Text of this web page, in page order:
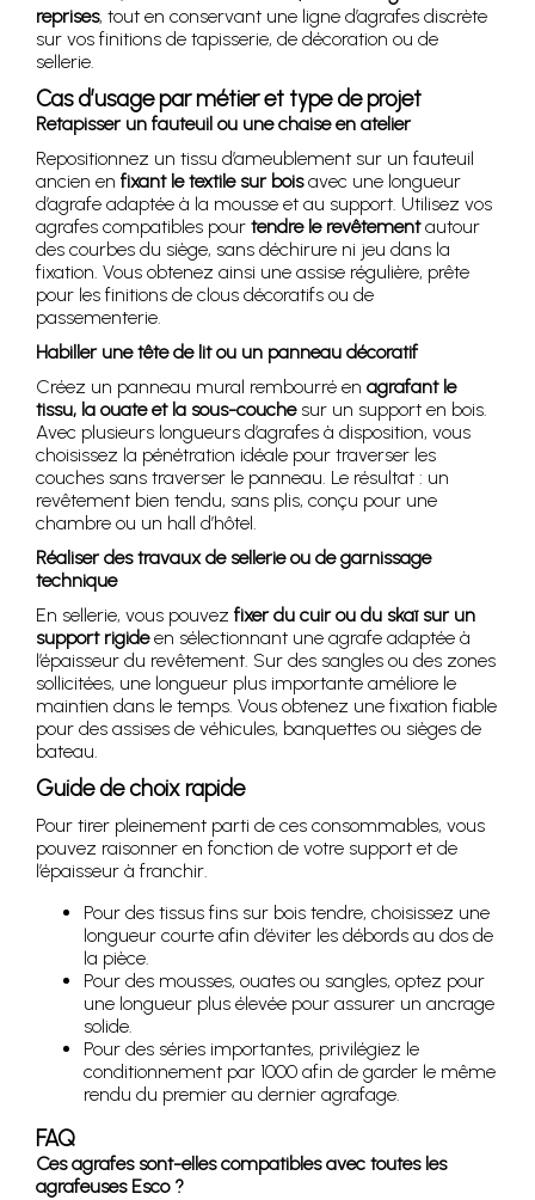
reprises, tout en conservant une ligne d’agrafes discrète
sur vos finitions de tapisserie, de décoration ou de
sellerie.
Cas d’usage par métier et type de projet
Retapisser un fauteuil ou une chaise en atelier
Repositionnez un tissu d’ameublement sur un fauteuil
ancien en fixant le textile sur boisavec une longueur
d’agrafe adaptée à la mousse et au support. Utilisez vos
agrafes compatibles pour tendre le revêtementautour
des courbes du siège, sans déchirure ni jeu dans la
fixation. Vous obtenez ainsi une assise régulière, prête
pour les finitions de clous décoratifs ou de
passementerie.
Habiller une tête de lit ou un panneau décoratif
Créez un panneau mural rembourré en agrafant le
tissu, la ouate et la sous-couchesur un support en bois.
Avec plusieurs longueurs d’agrafes à disposition, vous
choisissez la pénétration idéale pour traverser les
couches sans traverser le panneau. Le résultat : un
revêtement bien tendu, sans plis, conçu pour une
chambre ou un hall d’hôtel.
Réaliser des travaux de sellerie ou de garnissage
technique
En sellerie, vous pouvez fixer du cuir ou du skaï sur un
support rigideen sélectionnant une agrafe adaptée à
l’épaisseur du revêtement. Sur des sangles ou des zones
sollicitées, une longueur plus importante améliore le
maintien dans le temps. Vous obtenez une fixation fiable
pour des assises de véhicules, banquettes ou sièges de
bateau.
Guide de choix rapide
Pour tirer pleinement parti de ces consommables, vous
pouvez raisonner en fonction de votre support et de
l’épaisseur à franchir.
Pour des tissus fins sur bois tendre, choisissez une
longueur courte afin d’éviter les débords au dos de
la pièce.
Pour des mousses, ouates ou sangles, optez pour
une longueur plus élevée pour assurer un ancrage
solide.
Pour des séries importantes, privilégiez le
conditionnement par 1000 afin de garder le même
rendu du premier au dernier agrafage.
FAQ
Ces agrafes sont-elles compatibles avec toutes les
agrafeuses Esco ?